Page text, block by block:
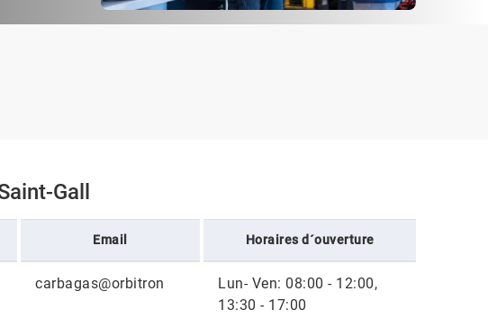
Gall
Email Horaires d´ouverture
carbagas@orbitron
Lun- Ven: 08:00 - 12:00,
13:30 - 17:00